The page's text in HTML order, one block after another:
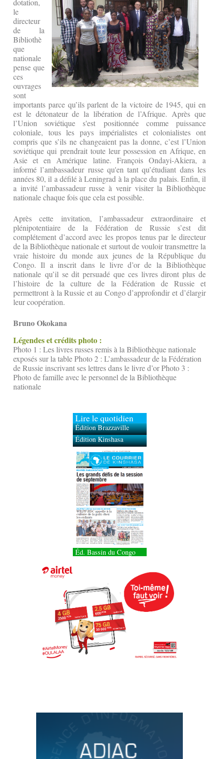
dotation,
le
directeur
de la
Bibliothè
que
nationale
pense que
ces
ouvrages
sont
importants parce qu’ils parlent de la victoire de 1945, qui en
est le détonateur de la libération de l’Afrique. Après que
l’Union soviétique s'est positionnée comme puissance
coloniale, tous les pays impérialistes et colonialistes ont
compris que s’ils ne changeaient pas la donne, c’est l’Union
soviétique qui prendrait toute leur possession en Afrique, en
Asie et en Amérique latine. François Ondayi-Akiera, a
informé l’ambassadeur russe qu'en tant qu’étudiant dans les
années 80, il a défilé à Leningrad à la place du palais. Enfin, il
a invité l’ambassadeur russe à venir visiter la Bibliothèque
nationale chaque fois que cela est possible.
Après cette invitation, l’ambassadeur extraordinaire et
plénipotentiaire de la Fédération de Russie s’est dit
complétement d’accord avec les propos tenus par le directeur
de la Bibliothèque nationale et surtout de vouloir transmettre la
vraie histoire du monde aux jeunes de la République du
Congo. Il a inscrit dans le livre d’or de la Bibliothèque
nationale qu’il se dit persuadé que ces livres diront plus de
l’histoire de la culture de la Fédération de Russie et
permettront à la Russie et au Congo d’approfondir et d’élargir
leur coopération.
Bruno Okokana
Légendes et crédits photo :
Photo 1 : Les livres russes remis à la Bibliothèque nationale
exposés sur la table Photo 2 : L’ambassadeur de la Fédération
de Russie inscrivant ses lettres dans le livre d’or Photo 3 :
Photo de famille avec le personnel de la Bibliothèque
nationale
Lire le quotidien
Édition Brazzaville
Édition Kinshasa
Éd. Bassin du Congo